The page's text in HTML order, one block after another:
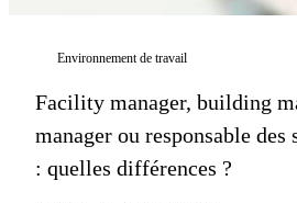
Environnement de travail
Facility manager, building
manager ou responsable des
: quelles différences ?